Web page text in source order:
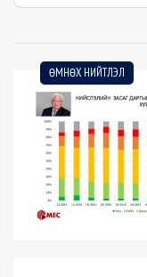
ӨМНӨХ НИЙТЛЭЛ